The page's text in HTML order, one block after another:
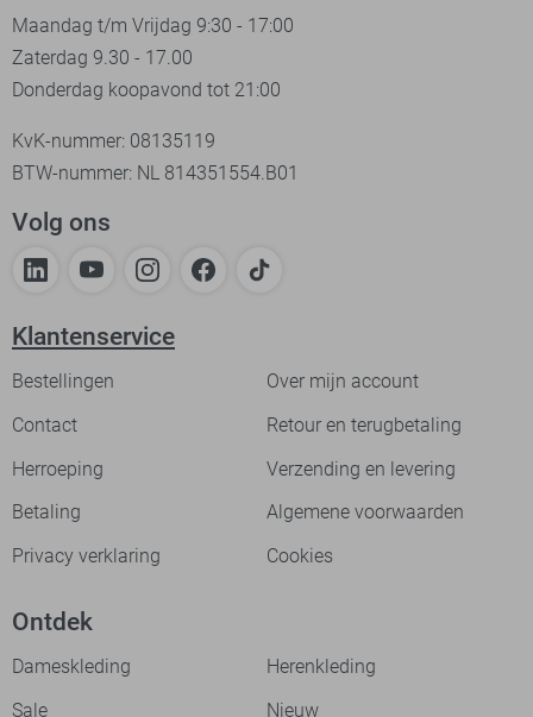
Maandag t/m Vrijdag 9:30 - 17:00
Zaterdag 9.30 - 17.00
Donderdag koopavond tot 21:00
KvK-nummer: 08135119
BTW-nummer: NL 814351554.B01
Volg ons
Klantenservice
Bestellingen
Over mijn account
Contact
Retour en terugbetaling
Herroeping
Verzending en levering
Betaling
Algemene voorwaarden
Privacy verklaring
Cookies
Ontdek
Dameskleding
Herenkleding
Sale
Nieuw